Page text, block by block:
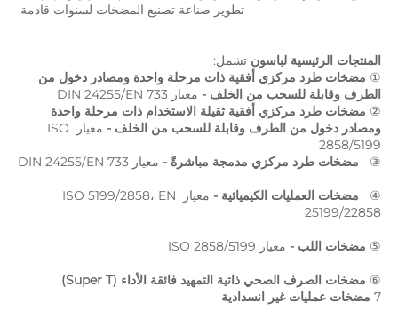
تطوير صناعة تصنيع المضخات لسنوات قادمة
المنتجات الرئيسية لباسون تشمل:
①
الطرف وقابلة للسحب من الخلف - معيار DIN 24255/EN 733
②
ومصادر دخول من الطرف وقابلة للسحب من الخلف -
معيار ISO
2858/5199
③ مضخات طرد مركزي مدمجة مباشرةً - معيار DIN 24255/EN 733
④ مضخات العمليات الكيميائية -
معيار ISO 5199/2858، EN
25199/22858
⑤ مضخات اللب - معيار ISO 2858/5199
⑥ مضخات الصرف الصحي ذاتية التمهيد فائقة الأداء (Super T)
7 مضخات عمليات غير انسدادية